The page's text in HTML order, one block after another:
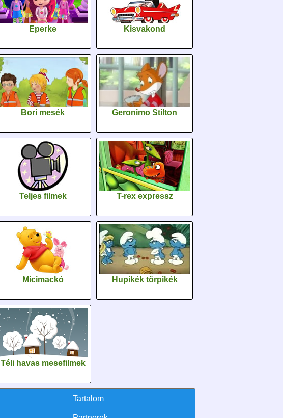
Eperke Kisvakond
Bori mesék Geronimo Stilton
Teljes filmek T-rex expressz
Micimackó Hupikék törpikék
Téli havas mesefilmek
Tartalom